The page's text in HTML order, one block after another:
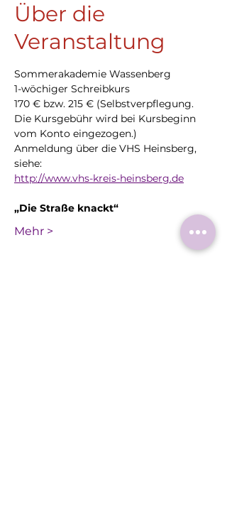
Über die
Veranstaltung
Sommerakademie Wassenberg
1-wöchiger Schreibkurs
170 € bzw. 215 € (Selbstverpflegung.
Die Kursgebühr wird bei Kursbeginn
vom Konto eingezogen.)
Anmeldung über die VHS Heinsberg,
siehe:
http://www.vhs-kreis-heinsberg.de
„Die Straße knackt“
Mehr >